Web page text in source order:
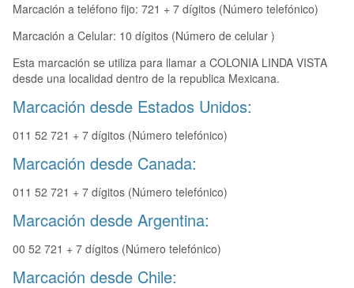
Marcación a teléfono fijo: 721 + 7 dígitos (Número telefónico)
Marcación a Celular: 10 dígitos (Número de celular )
Esta marcación se utiliza para llamar a COLONIA LINDA VISTA
desde una localidad dentro de la republica Mexicana.
Marcación desde Estados Unidos:
011 52 721 + 7 dígitos (Número telefónico)
Marcación desde Canada:
011 52 721 + 7 dígitos (Número telefónico)
Marcación desde Argentina:
00 52 721 + 7 dígitos (Número telefónico)
Marcación desde Chile: